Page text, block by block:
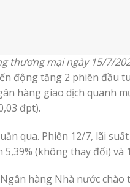
thương mại ngày 15/7/
động tăng 2 phiên đầu
hàng giao dịch quanh
đpt).
qua. Phiên 12/7, lãi
(không thay đổi) và
hàng Nhà nước chào